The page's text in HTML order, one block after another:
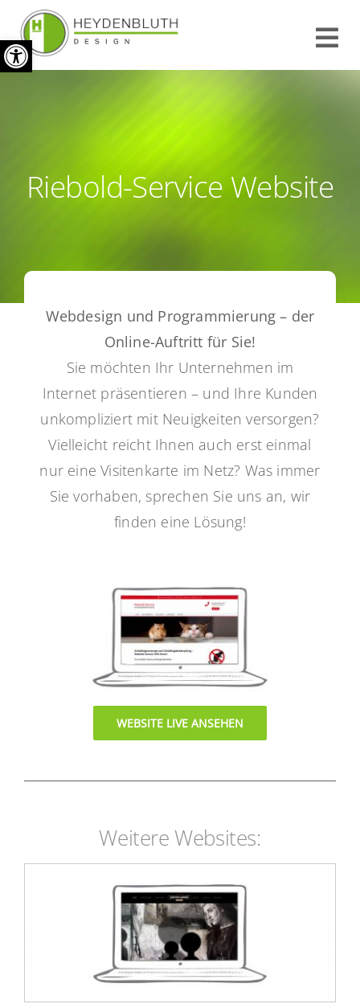
Werkzeugleiste öffnen
Zum
Inhalt
springen
REFERENZEN
Riebold-Service Website
Webdesign und Programmierung – der
Online-Auftritt für Sie!
Sie möchten Ihr Unternehmen im
Internet präsentieren – und Ihre Kunden
unkompliziert mit Neuigkeiten versorgen?
Vielleicht reicht Ihnen auch erst einmal
nur eine Visitenkarte im Netz? Was immer
Sie vorhaben, sprechen Sie uns an, wir
finden eine Lösung!
WEBSITE LIVE ANSEHEN
Weitere Websites:
Atelier Günter Ludwig
Barsinghausen Website